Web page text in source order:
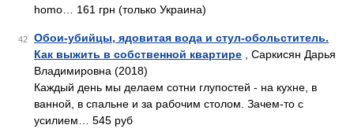
homo… 161 грн (только Украина)
42
Обои-убийцы, ядовитая вода и стул-обольститель.
Как выжить в собственной квартире , Саркисян Дарья
Владимировна (2018)
Каждый день мы делаем сотни глупостей - на кухне, в
ванной, в спальне и за рабочим столом. Зачем-то с
усилием… 545 руб